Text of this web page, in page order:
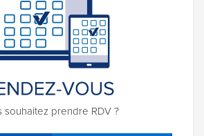
souhaitez prendre RDV ?